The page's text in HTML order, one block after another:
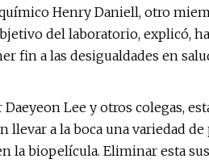
Henry Daniell, otro
del laboratorio, explicó,
fin a las desigualdades en
Lee y otros colegas,
llevar a la boca una variedad
la biopelícula. Eliminar esta